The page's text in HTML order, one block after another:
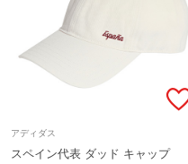
アディダス
スペイン代表 ダッド キャップ